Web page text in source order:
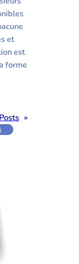
et
est
forme
»